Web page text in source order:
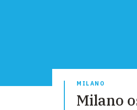
MILANO
Milano